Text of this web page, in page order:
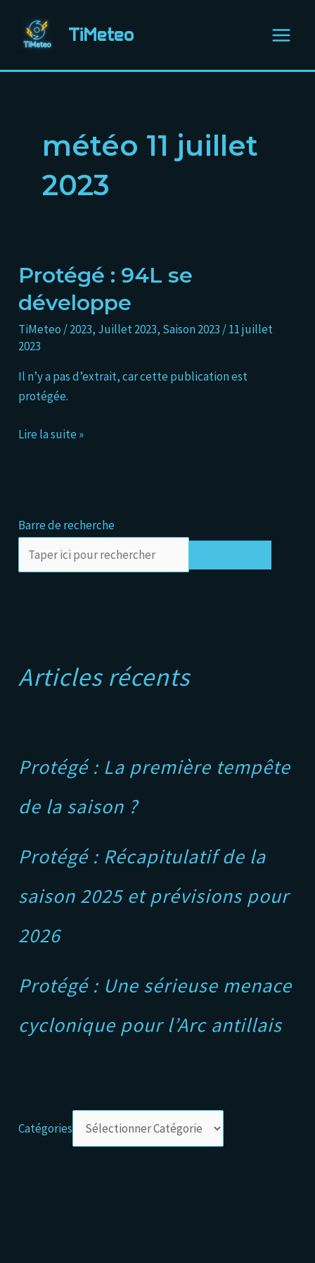
contenu
TiMeteo
Menu
météo 11 juillet
2023
Protégé : 94L se
développe
TiMeteo /2023, Juillet 2023, Saison 2023 /11 juillet
2023
Il n’y a pas d’extrait, car cette publication est
protégée.
Protégé :
se
développe
Lire la suite »
Barre de recherche
Articles récents
Protégé : La première tempête
de la saison ?
Protégé : Récapitulatif de la
saison 2025 et prévisions pour
2026
Protégé : Une sérieuse menace
cyclonique pour l’Arc antillais
Catégories